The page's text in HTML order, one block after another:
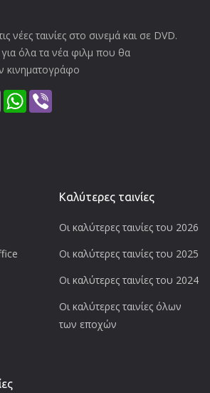
νέες ταινίες στο σινεμά και σε DVD.
για όλα τα νέα φιλμ που θα
Email WhatsApp
Καλύτερες ταινίες
Οι καλύτερες ταινίες του 2026
Οι καλύτερες ταινίες του 2025
Οι καλύτερες ταινίες του 2024
Οι καλύτερες ταινίες όλων
των εποχών